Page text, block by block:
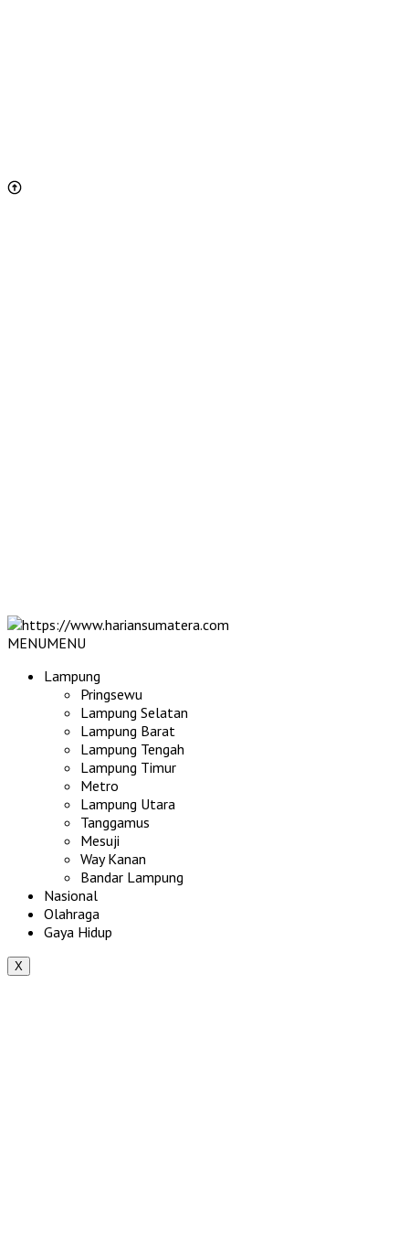
MENUMENU
Lampung
Pringsewu
Lampung Selatan
Lampung Barat
Lampung Tengah
Lampung Timur
Metro
Lampung Utara
Tanggamus
Mesuji
Way Kanan
Bandar Lampung
Nasional
Olahraga
Gaya Hidup
X